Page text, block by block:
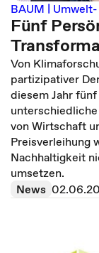
BAUM |
Fünf
Von
partizipativer
diesem Jahr
von Wirtschaft
Preisverleihung
Nachhaltigkeit
umsetzen.
News